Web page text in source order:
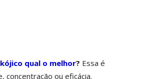
qual o melhor? Essa é
concentração ou eficácia.